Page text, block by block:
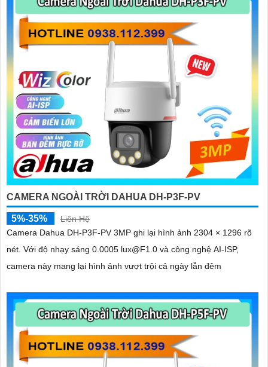
CAMERA NGOÀI TRỜI DAHUA DH-P3F-PV
5%-35%
Liên Hệ
Camera Dahua DH-P3F-PV 3MP ghi lại hình ảnh 2304 × 1296 rõ
nét. Với độ nhạy sáng 0.0005 lux@F1.0 và công nghệ AI-ISP,
camera này mang lại hình ảnh vượt trội cả ngày lẫn đêm